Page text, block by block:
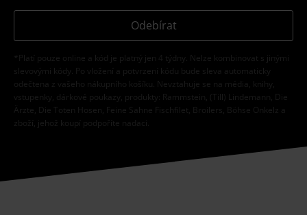
Odebírat
*Platí pouze online a kód je platný jen 4 týdny. Nelze kombinovat s jinými
slevovými kódy. Po vložení a potvrzení kódu bude sleva automaticky
odečtena z vašeho nákupního košíku. Nevztahuje se na média, knihy,
vstupenky, dárkové poukazy, produkty: Rammstein, (Till) Lindemann, Die
Ärzte, Die Toten Hosen, Feine Sahne Fischfilet, Broilers, Böhse Onkelz a
zboží, jehož koupí podpoříte nadaci.